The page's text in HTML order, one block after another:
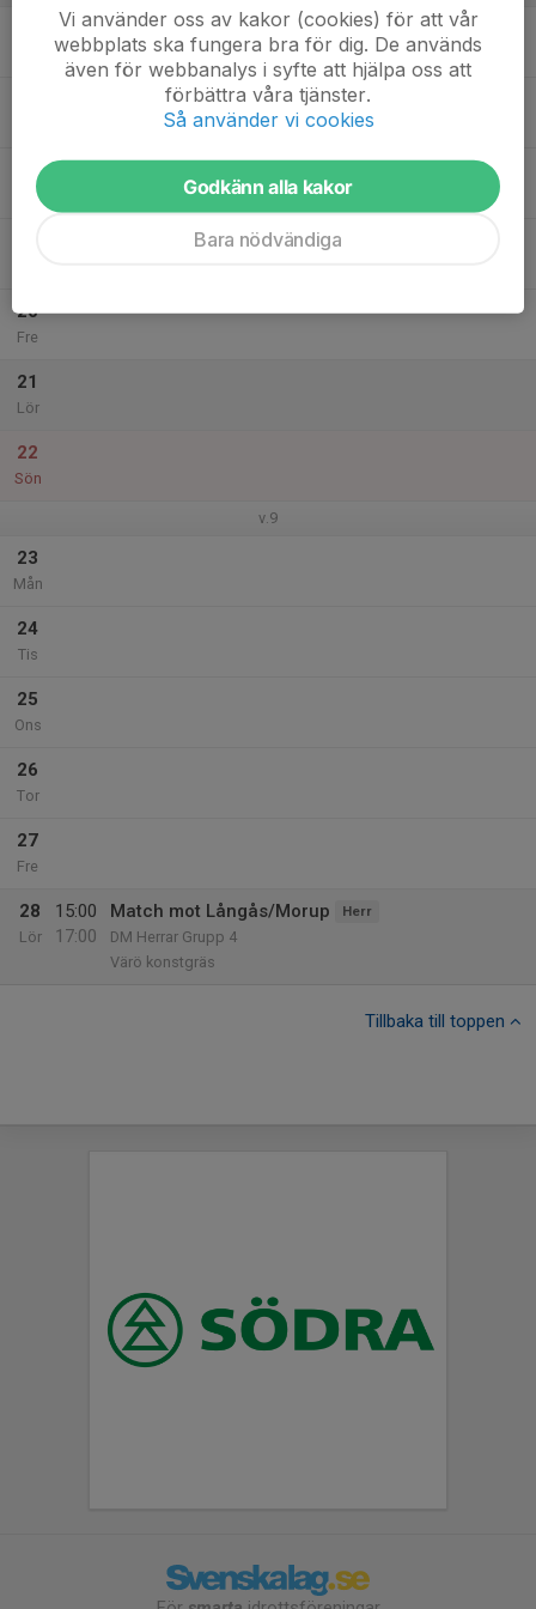
Ons
20
Fre
21
Lör
22
Sön
v.9
23
Mån
24
Tis
25
Ons
26
Tor
27
Fre
28
Lör
15:00
17:00
Match mot Långås/Morup Herr
DM Herrar Grupp 4
Värö konstgräs
Tillbaka till toppen
Vi använder oss av kakor (cookies) för att vår
webbplats ska fungera bra för dig. De används
även för webbanalys i syfte att hjälpa oss att
förbättra våra tjänster.
Så använder vi cookies
Godkänn alla kakor
Bara nödvändiga